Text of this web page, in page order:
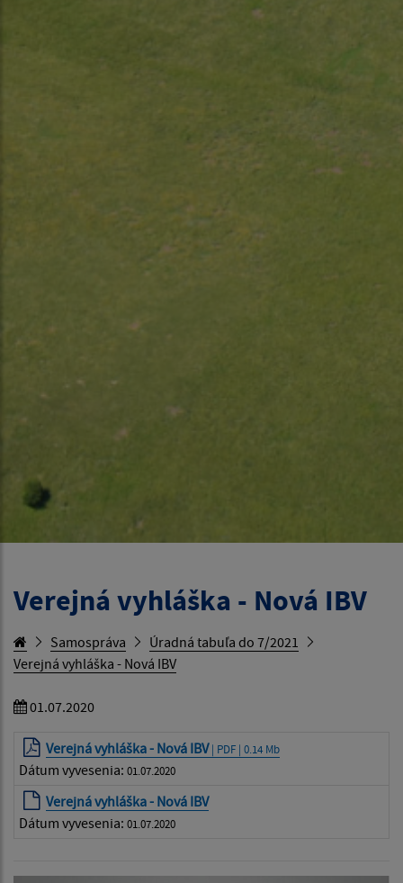
Verejná vyhláška - Nová IBV
Samospráva
Úradná tabuľa do 7/2021
Verejná vyhláška - Nová IBV
01.07.2020
Verejná vyhláška - Nová IBV| PDF | 0.14 Mb
Dátum vyvesenia: 01.07.2020
Verejná vyhláška - Nová IBV
Dátum vyvesenia: 01.07.2020